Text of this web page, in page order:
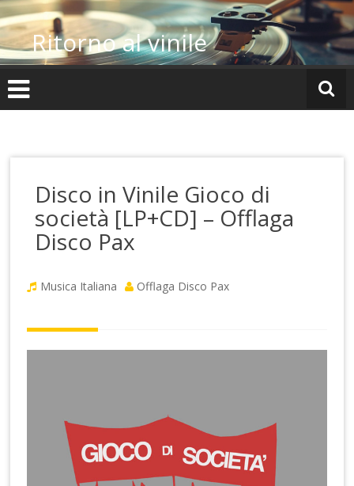
Vai
al
contenutoRitorno al vinile
Disco in Vinile Gioco di
società [LP+CD] – Offlaga
Disco Pax
Musica Italiana Offlaga Disco Pax